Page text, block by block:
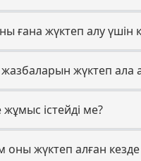
ғана жүктеп алу үшін
жүктеп ала
істейді ме?
жүктеп алған